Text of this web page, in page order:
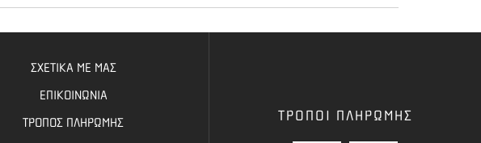
σχεδιασμένο ιμάντα για θαμνοκοπτικά.
ΣΧΕΤΙΚΑ ΜΕ ΜΑΣ
ΕΠΙΚΟΙΝΩΝΙΑ
ΤΡΟΠΟΣ ΠΛΗΡΩΜΗΣ ΤΡΟΠΟΙ ΠΛΗΡΩΜΗΣ